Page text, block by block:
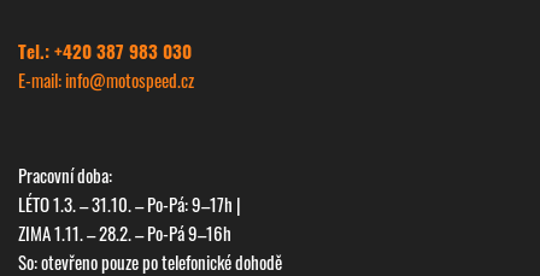
Tel.: +420 387 983 030
E-mail: info@motospeed.cz
Pracovní doba:
LÉTO 1.3. – 31.10. – Po-Pá: 9–17h |
ZIMA 1.11. – 28.2. – Po-Pá 9–16h
So: otevřeno pouze po telefonické dohodě